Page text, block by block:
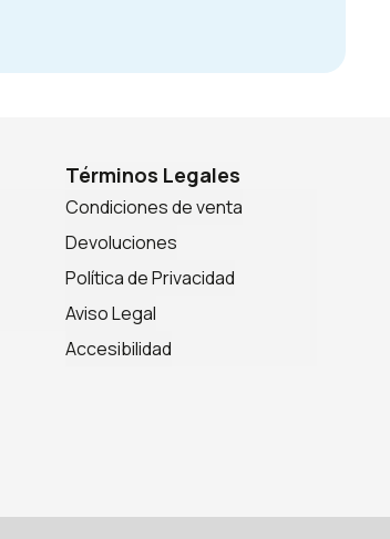
Términos Legales
Condiciones de venta
Devoluciones
Política de Privacidad
Aviso Legal
Accesibilidad